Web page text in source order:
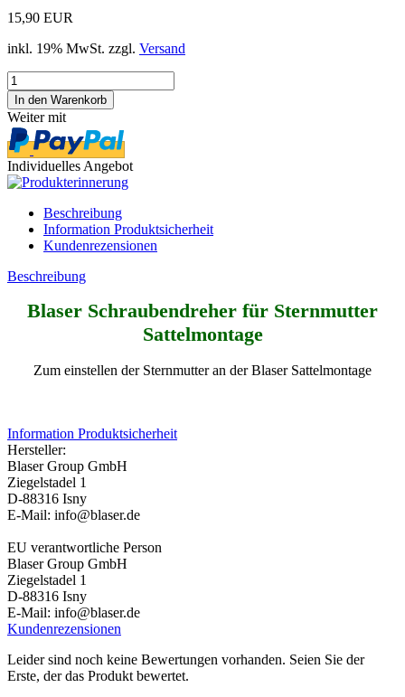
15,90 EUR
inkl. 19% MwSt. zzgl. Versand
Weiter mit
Individuelles Angebot
Beschreibung
Information Produktsicherheit
Kundenrezensionen
Beschreibung
Blaser Schraubendreher für Sternmutter
Sattelmontage
Zum einstellen der Sternmutter an der Blaser Sattelmontage
Information Produktsicherheit
Hersteller:
Blaser Group GmbH
Ziegelstadel 1
D-88316 Isny
E-Mail: info@blaser.de
EU verantwortliche Person
Blaser Group GmbH
Ziegelstadel 1
D-88316 Isny
E-Mail: info@blaser.de
Kundenrezensionen
Leider sind noch keine Bewertungen vorhanden. Seien Sie der
Erste, der das Produkt bewertet.